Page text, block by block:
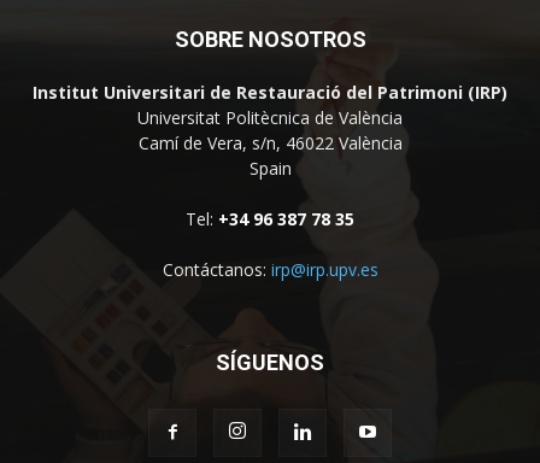
SOBRE NOSOTROS
Institut Universitari de Restauració del Patrimoni (IRP)
Universitat Politècnica de València
Camí de Vera, s/n, 46022 València
Spain
Tel: +34 96 387 78 35
Contáctanos: irp@irp.upv.es
SÍGUENOS